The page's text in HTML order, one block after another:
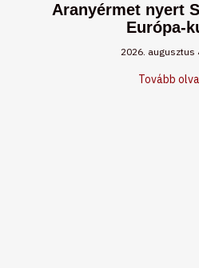
Aranyérmet nyert
Európa-
2026. augusztus
Tovább